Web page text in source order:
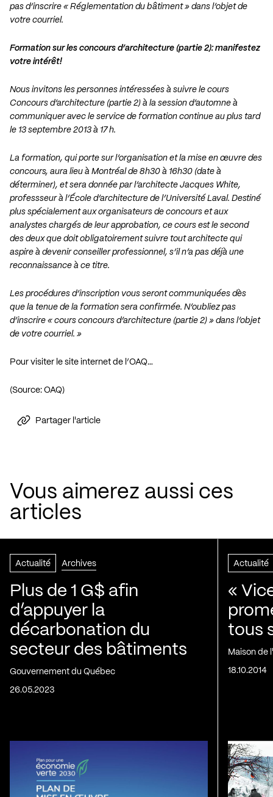
pas d’inscrire « Réglementation du bâtiment » dans l’objet de
votre courriel.
Formation sur les concours d’architecture (partie 2): manifestez
votre intérêt!
Nous invitons les personnes intéressées à suivre le cours
Concours d’architecture (partie 2) à la session d’automne à
communiquer avec le service de formation continue au plus tard
le 13 septembre 2013 à 17 h.
La formation, qui porte sur l’organisation et la mise en œuvre des
concours, aura lieu à Montréal de 8h30 à 16h30 (date à
déterminer), et sera donnée par l’architecte Jacques White,
professseur à l’École d’architecture de l’Université Laval. Destiné
plus spécialement aux organisateurs de concours et aux
analystes chargés de leur approbation, ce cours est le second
des deux que doit obligatoirement suivre tout architecte qui
aspire à devenir conseiller professionnel, s’il n’a pas déjà une
reconnaissance à ce titre.
Les procédures d’inscription vous seront communiquées dès
que la tenue de la formation sera confirmée. N’oubliez pas
d’inscrire « cours concours d’architecture (partie 2) » dans l’objet
de votre courriel. »
Pour visiter le site internet de l’OAQ…
(Source: OAQ)
Partager l'article
Vous aimerez aussi ces
articles
Actualité Archives
Plus de 1 G$ afin
d’appuyer la
décarbonation du
secteur des bâtiments
Gouvernement du Québec
26.05.2023
Actualité
«
tous
Maison de
18.10.2014